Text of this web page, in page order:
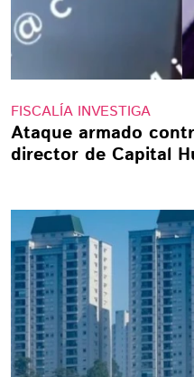
FISCALÍA INVESTIGA
Ataque armado
director de Capital